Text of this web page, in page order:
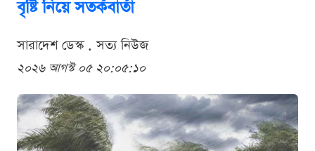
বৃষ্টি নিয়ে সতর্কবার্তা
সারাদেশ ডেস্ক . সত্য নিউজ
২০২৬ আগস্ট ০৫ ২০:০৫:১০